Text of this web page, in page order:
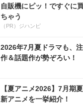
自販機にピッ！ですぐに
ちゃう
（PR）ジハンピ
2026年7月夏ドラマも、注
作＆話題作が勢ぞろい！
【夏アニメ2026】7月期
新アニメを一挙紹介！